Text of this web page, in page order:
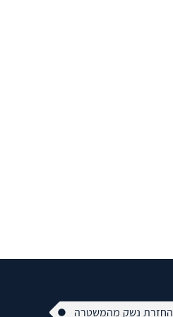
החזרת נשק מהמשטרה